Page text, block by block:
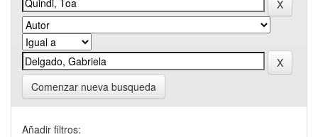
Comenzar nueva busqueda
Añadir filtros: